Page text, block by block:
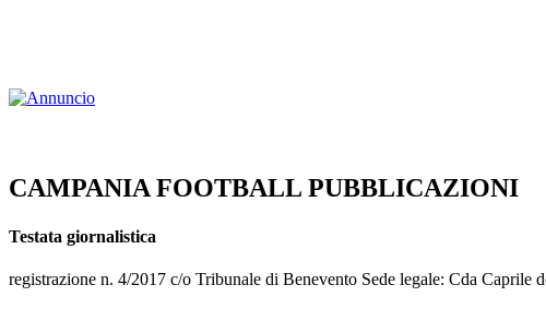
CAMPANIA FOOTBALL PUBBLICAZIONI
Testata giornalistica
registrazione n. 4/2017 c/o Tribunale di Benevento Sede legale: Cda